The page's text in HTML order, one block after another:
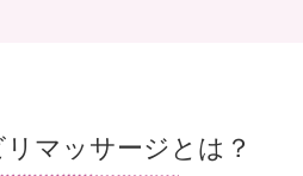
マッサージとは？
ジで 身体のバランスを整